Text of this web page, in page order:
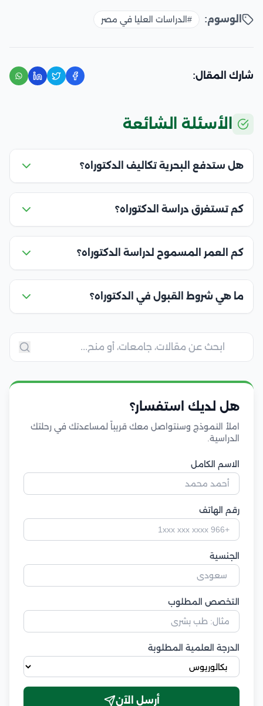
الوسوم: #الدراسات العليا في مصر
شارك المقال:
الأسئلة الشائعة
هل ستدفع البحرية تكاليف الدكتوراه؟
كم تستغرق دراسة الدكتوراه؟
كم العمر المسموح لدراسة الدكتوراه؟
ما هي شروط القبول في الدكتوراه؟
هل لديك استفسار؟
املأ النموذج وسنتواصل معك قريباً لمساعدتك في رحلتك
الدراسية.
الاسم الكامل
رقم الهاتف
الجنسية
التخصص المطلوب
الدرجة العلمية المطلوبة
أرسل الآن